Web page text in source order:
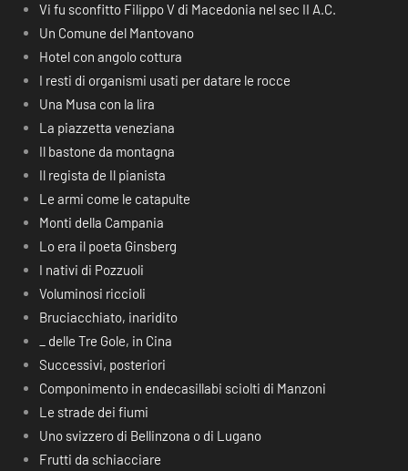
Vi fu sconfitto Filippo V di Macedonia nel sec II A.C.
Un Comune del Mantovano
Hotel con angolo cottura
I resti di organismi usati per datare le rocce
Una Musa con la lira
La piazzetta veneziana
Il bastone da montagna
Il regista de Il pianista
Le armi come le catapulte
Monti della Campania
Lo era il poeta Ginsberg
I nativi di Pozzuoli
Voluminosi riccioli
Bruciacchiato, inaridito
_ delle Tre Gole, in Cina
Successivi, posteriori
Componimento in endecasillabi sciolti di Manzoni
Le strade dei fiumi
Uno svizzero di Bellinzona o di Lugano
Frutti da schiacciare